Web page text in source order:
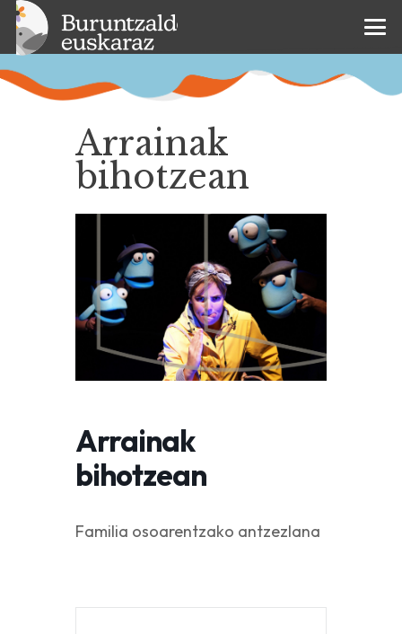
Arrainak
bihotzean
Arrainak
bihotzean
Familia osoarentzako antzezlana